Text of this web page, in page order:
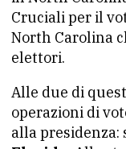
Cruciali per il
North Carolina
elettori.
Alle due di
operazioni di
alla presidenza: